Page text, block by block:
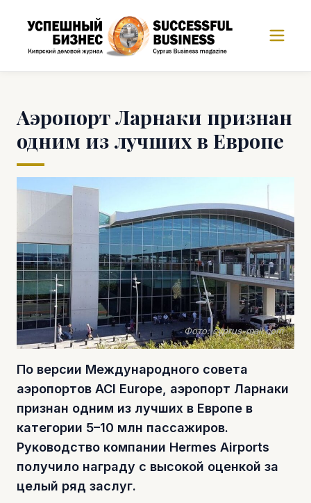
Аэропорт Ларнаки признан
одним из лучших в Европе
Фото: cyprus-mail.com
По версии Международного совета
аэропортов ACI Europe, аэропорт Ларнаки
признан одним из лучших в Европе в
категории 5–10 млн пассажиров.
Руководство компании Hermes Airports
получило награду с высокой оценкой за
целый ряд заслуг.